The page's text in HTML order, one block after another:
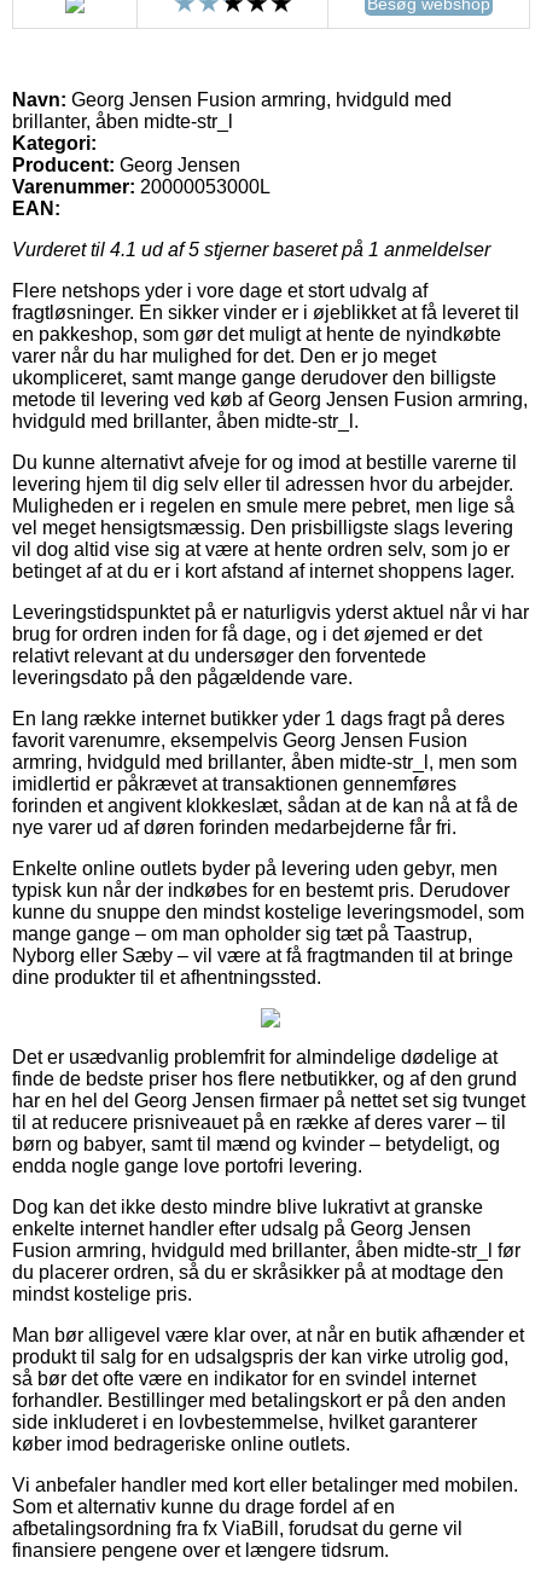
Navn: Georg Jensen Fusion armring, hvidguld med
brillanter, åben midte-str_l
Kategori:
Producent: Georg Jensen
Varenummer: 20000053000L
EAN:
Vurderet til 4.1 ud af 5 stjerner baseret på 1 anmeldelser
Flere netshops yder i vore dage et stort udvalg af
fragtløsninger. En sikker vinder er i øjeblikket at få leveret til
en pakkeshop, som gør det muligt at hente de nyindkøbte
varer når du har mulighed for det. Den er jo meget
ukompliceret, samt mange gange derudover den billigste
metode til levering ved køb af Georg Jensen Fusion armring,
hvidguld med brillanter, åben midte-str_l.
Du kunne alternativt afveje for og imod at bestille varerne til
levering hjem til dig selv eller til adressen hvor du arbejder.
Muligheden er i regelen en smule mere pebret, men lige så
vel meget hensigtsmæssig. Den prisbilligste slags levering
vil dog altid vise sig at være at hente ordren selv, som jo er
betinget af at du er i kort afstand af internet shoppens lager.
Leveringstidspunktet på er naturligvis yderst aktuel når vi har
brug for ordren inden for få dage, og i det øjemed er det
relativt relevant at du undersøger den forventede
leveringsdato på den pågældende vare.
En lang række internet butikker yder 1 dags fragt på deres
favorit varenumre, eksempelvis Georg Jensen Fusion
armring, hvidguld med brillanter, åben midte-str_l, men som
imidlertid er påkrævet at transaktionen gennemføres
forinden et angivent klokkeslæt, sådan at de kan nå at få de
nye varer ud af døren forinden medarbejderne får fri.
Enkelte online outlets byder på levering uden gebyr, men
typisk kun når der indkøbes for en bestemt pris. Derudover
kunne du snuppe den mindst kostelige leveringsmodel, som
mange gange – om man opholder sig tæt på Taastrup,
Nyborg eller Sæby – vil være at få fragtmanden til at bringe
dine produkter til et afhentningssted.
Det er usædvanlig problemfrit for almindelige dødelige at
finde de bedste priser hos flere netbutikker, og af den grund
har en hel del Georg Jensen firmaer på nettet set sig tvunget
til at reducere prisniveauet på en række af deres varer – til
børn og babyer, samt til mænd og kvinder – betydeligt, og
endda nogle gange love portofri levering.
Dog kan det ikke desto mindre blive lukrativt at granske
enkelte internet handler efter udsalg på Georg Jensen
Fusion armring, hvidguld med brillanter, åben midte-str_l før
du placerer ordren, så du er skråsikker på at modtage den
mindst kostelige pris.
Man bør alligevel være klar over, at når en butik afhænder et
produkt til salg for en udsalgspris der kan virke utrolig god,
så bør det ofte være en indikator for en svindel internet
forhandler. Bestillinger med betalingskort er på den anden
side inkluderet i en lovbestemmelse, hvilket garanterer
køber imod bedrageriske online outlets.
Vi anbefaler handler med kort eller betalinger med mobilen.
Som et alternativ kunne du drage fordel af en
afbetalingsordning fra fx ViaBill, forudsat du gerne vil
finansiere pengene over et længere tidsrum.